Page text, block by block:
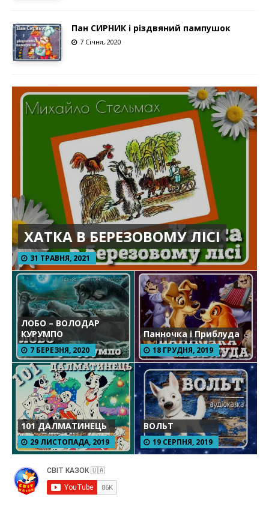
Пан СИРНИК і різдвяний пампушок
7 Січня, 2020
ХАТКА В БЕРЕЗОВОМУ ЛІСІ
31 ТРАВНЯ, 2021
ЛОБО – ВОЛОДАР
КУРУМПО
7 БЕРЕЗНЯ, 2020
Панночка і Приблуда
18 ГРУДНЯ, 2019
101 ДАЛМАТИНЕЦЬ
29 ЛИСТОПАДА, 2019
ВОЛЬТ
19 СЕРПНЯ, 2019